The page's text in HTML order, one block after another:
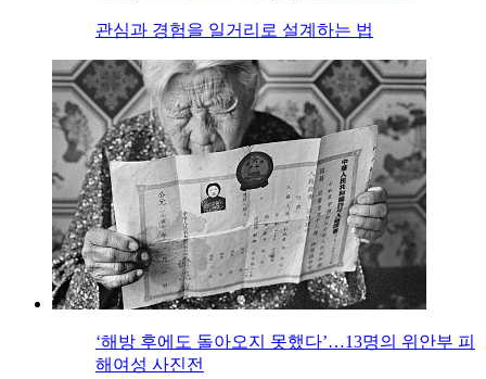
관심과 경험을 일거리로 설계하는 법
‘해방 후에도 돌아오지 못했다’…13명의 위안부 피
해여성 사진전